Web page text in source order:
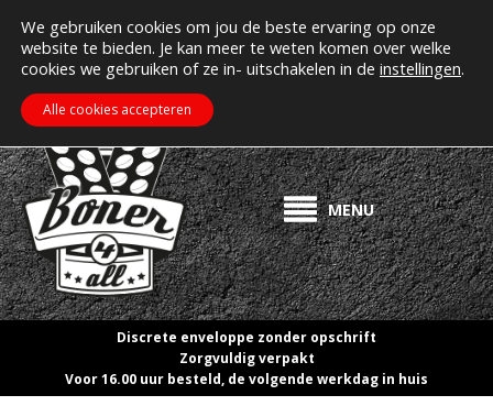
Erectiepillen kopen bij boner4all.nl MIJN ACCOUNT
>> Gratis verzending vanaf €50! <<
ZOEKEN WINKELWAGEN €0.00
MENU
Discrete enveloppe zonder opschrift
Zorgvuldig verpakt
Voor 16.00 uur besteld, de volgende werkdag in huis
We gebruiken cookies om jou de beste ervaring op onze
website te bieden. Je kan meer te weten komen over welke
cookies we gebruiken of ze in- uitschakelen in de instellingen.
Alle cookies accepteren